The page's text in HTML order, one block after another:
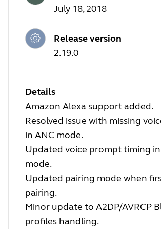
July 18, 2018
Release version
2.19.0
Details
Amazon Alexa support added.
Resolved issue with missing
in ANC mode.
Updated voice prompt timing in
mode.
Updated pairing mode when
pairing.
Minor update to A2DP/AVRCP
profiles handling.